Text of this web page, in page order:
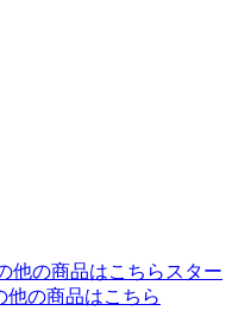
他の商品はこちら スター
他の商品はこちら